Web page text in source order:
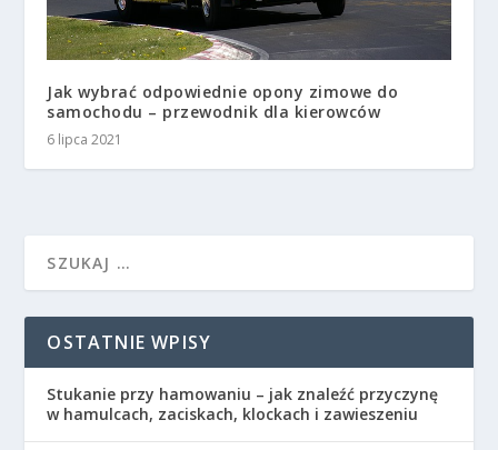
Jak wybrać odpowiednie opony zimowe do
samochodu – przewodnik dla kierowców
6 lipca 2021
OSTATNIE WPISY
Stukanie przy hamowaniu – jak znaleźć przyczynę
w hamulcach, zaciskach, klockach i zawieszeniu